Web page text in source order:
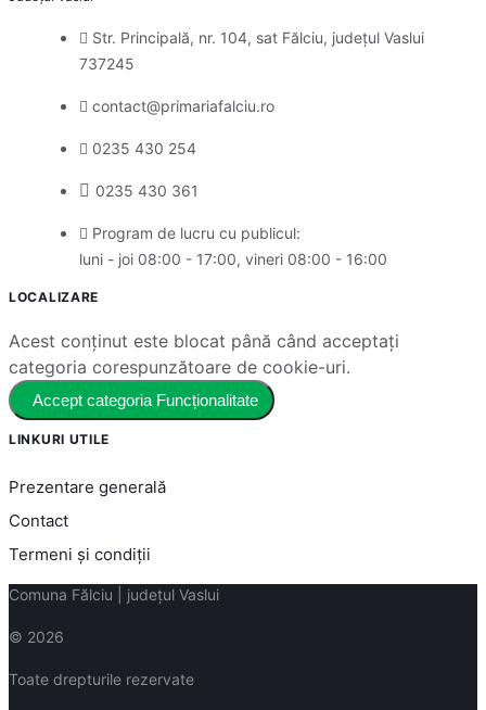
Str. Principală, nr. 104, sat Fălciu, județul Vaslui
737245
contact@primariafalciu.ro
0235 430 254
0235 430 361
Program de lucru cu publicul:
luni - joi 08:00 - 17:00, vineri 08:00 - 16:00
LOCALIZARE
Acest conținut este blocat până când acceptați
categoria corespunzătoare de cookie-uri.
Accept categoria Funcționalitate
LINKURI UTILE
Prezentare generală
Contact
Termeni și condiții
Comuna Fălciu | județul Vaslui
© 2026
Toate drepturile rezervate